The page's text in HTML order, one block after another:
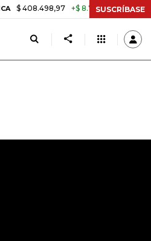
+$ 8.753,81 +2,19% TASA
SUSCRÍBASE